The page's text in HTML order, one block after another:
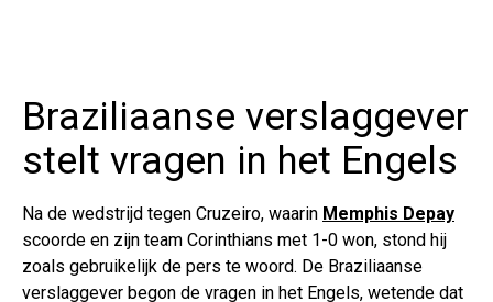
Braziliaanse verslaggever
stelt vragen in het Engels
Na de wedstrijd tegen Cruzeiro, waarin Memphis Depay
scoorde en zijn team Corinthians met 1-0 won, stond hij
zoals gebruikelijk de pers te woord. De Braziliaanse
verslaggever begon de vragen in het Engels, wetende dat